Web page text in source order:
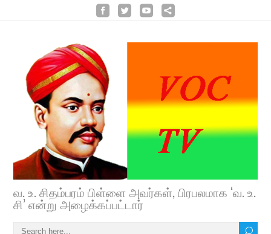
வ. உ. சிதம்பரம் பிள்ளை அவர்கள், பிரபலமாக ‘வ. உ.
சி’ என்று அழைக்கப்பட்டார்